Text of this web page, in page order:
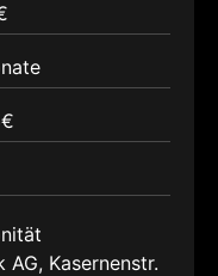
Kasernenstr.